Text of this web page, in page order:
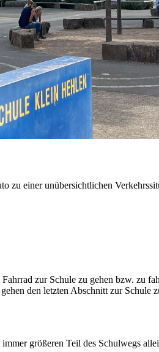
zu ei­ner un­über­sicht­li­chen
zur Schu­le zu ge­hen bzw. zu
den letz­ten Ab­schnitt zur
grö­ße­ren Teil des Schul­wegs